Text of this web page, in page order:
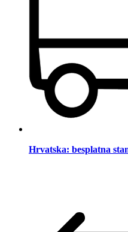
Hrvatska: besplatna